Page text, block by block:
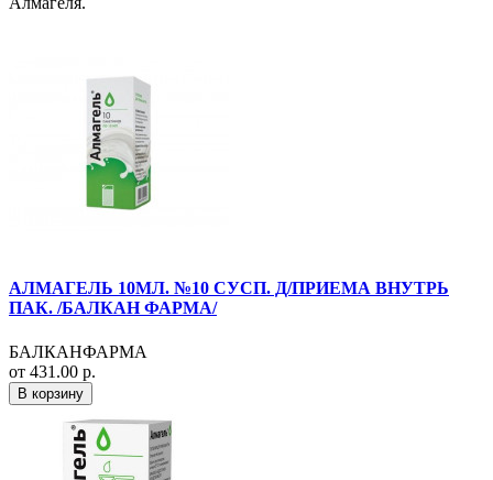
АЛМАГЕЛЬ 10МЛ. №10 СУСП. Д/ПРИЕМА ВНУТРЬ
ПАК. /БАЛКАН ФАРМА/
БАЛКАНФАРМА
от 431.00 р.
В корзину